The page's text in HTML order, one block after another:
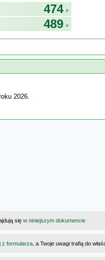
474
489
2026.
się w niniejszym dokumencie
z formularza , a Twoje uwagi trafią do